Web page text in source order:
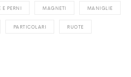
E PERNI MAGNETI MANIGLIE
PARTICOLARI RUOTE